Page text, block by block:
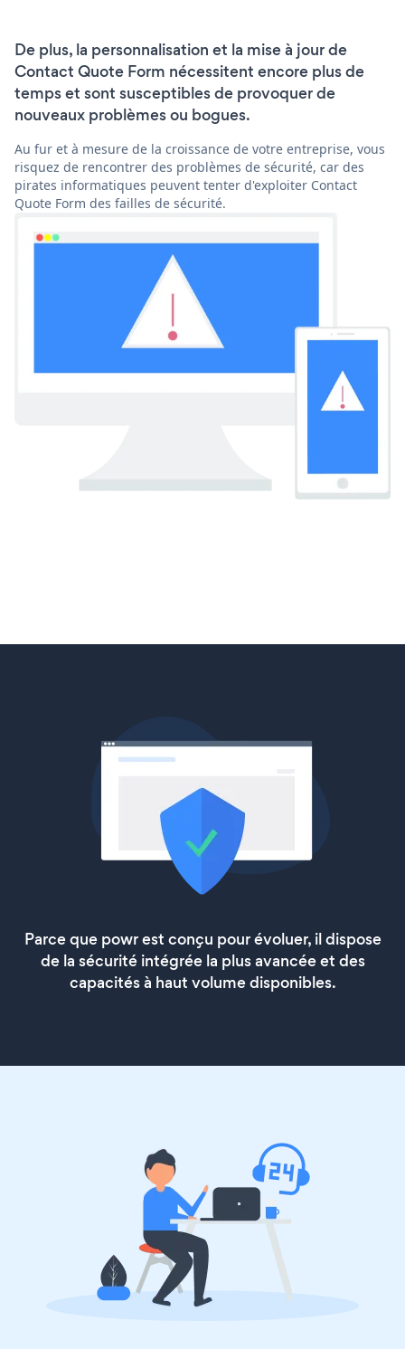
De plus, la personnalisation et la mise à jour de
Contact Quote Form nécessitent encore plus de
temps et sont susceptibles de provoquer de
nouveaux problèmes ou bogues.
Au fur et à mesure de la croissance de votre entreprise, vous
risquez de rencontrer des problèmes de sécurité, car des
pirates informatiques peuvent tenter d'exploiter Contact
Quote Form des failles de sécurité.
Parce que powr est conçu pour évoluer, il dispose
de la sécurité intégrée la plus avancée et des
capacités à haut volume disponibles.